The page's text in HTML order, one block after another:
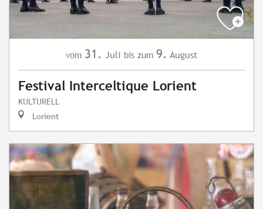
vom 31. Juli bis zum 9. August
Festival Interceltique Lorient
KULTURELL
Lorient